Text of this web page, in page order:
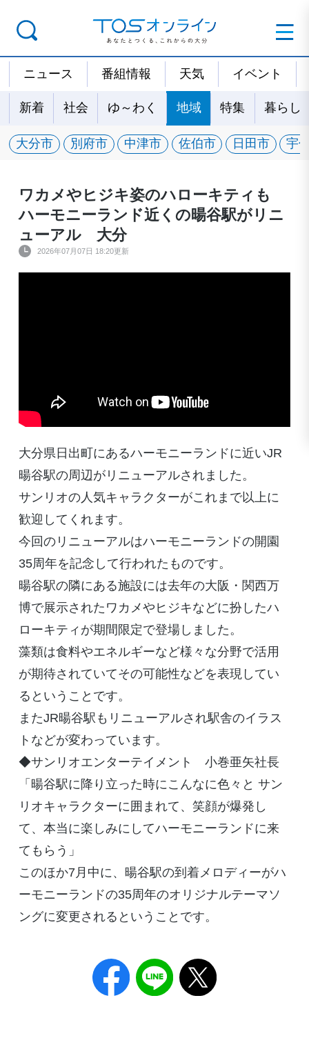
ニュース 番組情報 天気 イベント
新着 社会 ゆ～わく 地域 特集 暮らし
大分市 別府市 中津市 佐伯市 日田市 宇
ワカメやヒジキ姿のハローキティも
ハーモニーランド近くの暘谷駅がリニ
ューアル 大分
2026年07月07日 18:20更新
大分県日出町にあるハーモニーランドに近いJR
暘谷駅の周辺がリニューアルされました。
サンリオの人気キャラクターがこれまで以上に
歓迎してくれます。
今回のリニューアルはハーモニーランドの開園
35周年を記念して行われたものです。
暘谷駅の隣にある施設には去年の大阪・関西万
博で展示されたワカメやヒジキなどに扮したハ
ローキティが期間限定で登場しました。
藻類は食料やエネルギーなど様々な分野で活用
が期待されていてその可能性などを表現してい
るということです。
またJR暘谷駅もリニューアルされ駅舎のイラス
トなどが変わっています。
◆サンリオエンターテイメント 小巻亜矢社長
「暘谷駅に降り立った時にこんなに色々と サン
リオキャラクターに囲まれて、笑顔が爆発し
て、本当に楽しみにしてハーモニーランドに来
てもらう」
このほか7月中に、暘谷駅の到着メロディーがハ
ーモニーランドの35周年のオリジナルテーマソ
ングに変更されるということです。